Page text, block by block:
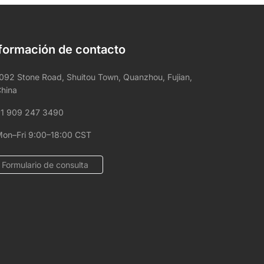
de contacto
Stone Road, Shuitou Town, Quanzhou, Fujian,
909 247 3490
9:00–18:00 CST
Formulario de consulta